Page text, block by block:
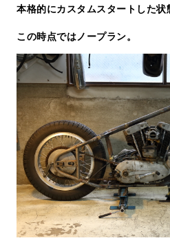
本格的にカスタムスタートした
この時点ではノープラン。